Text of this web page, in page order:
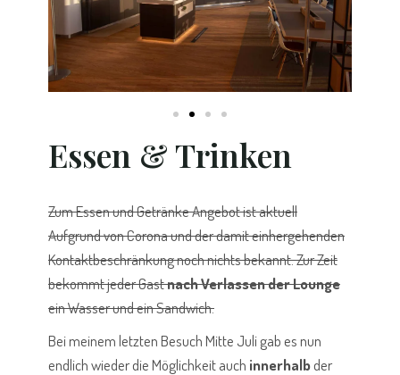
Essen & Trinken
Zum Essen und Getränke Angebot ist aktuell
Aufgrund von Corona und der damit einhergehenden
Kontaktbeschränkung noch nichts bekannt. Zur Zeit
bekommt jeder Gastnach Verlassen der Lounge
ein Wasser und ein Sandwich.
Bei meinem letzten Besuch Mitte Juli gab es nun
endlich wieder die Möglichkeit auch innerhalbder